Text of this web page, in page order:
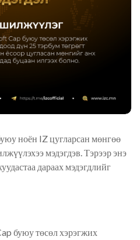
ноён IZ цугларсан мөнгөө
мэдэгдэв. Тэрээр энэ
дараах мэдэгдлийг
буюу төсөл хэрэгжих